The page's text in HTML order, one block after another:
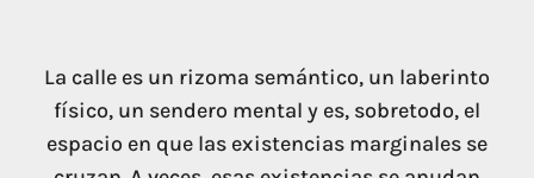
La calle es un rizoma semántico, un laberinto
físico, un sendero mental y es, sobretodo, el
espacio en que las existencias marginales se